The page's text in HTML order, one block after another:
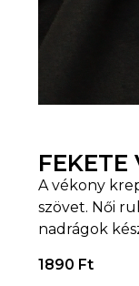
FEKETE
A vékony
szövet. Női
nadrágok
1890 Ft